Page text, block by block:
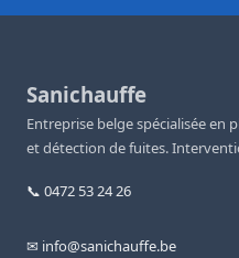
Sanichauffe
Entreprise belge spécialisée en
et détection de fuites.
📞 0472 53 24 26
✉ info@sanichauffe.be